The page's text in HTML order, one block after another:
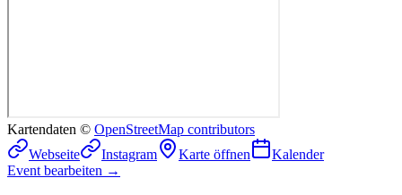
Kartendaten © OpenStreetMap contributors
Webseite
Instagram Karte öffnen
Kalender
Event bearbeiten →